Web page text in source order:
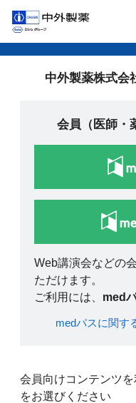
中外製薬株式
会員（医師・
Web講演会などの
ただけます。
ご利用には、 med
medパスに関す
会員向けコンテンツ
をお選びください